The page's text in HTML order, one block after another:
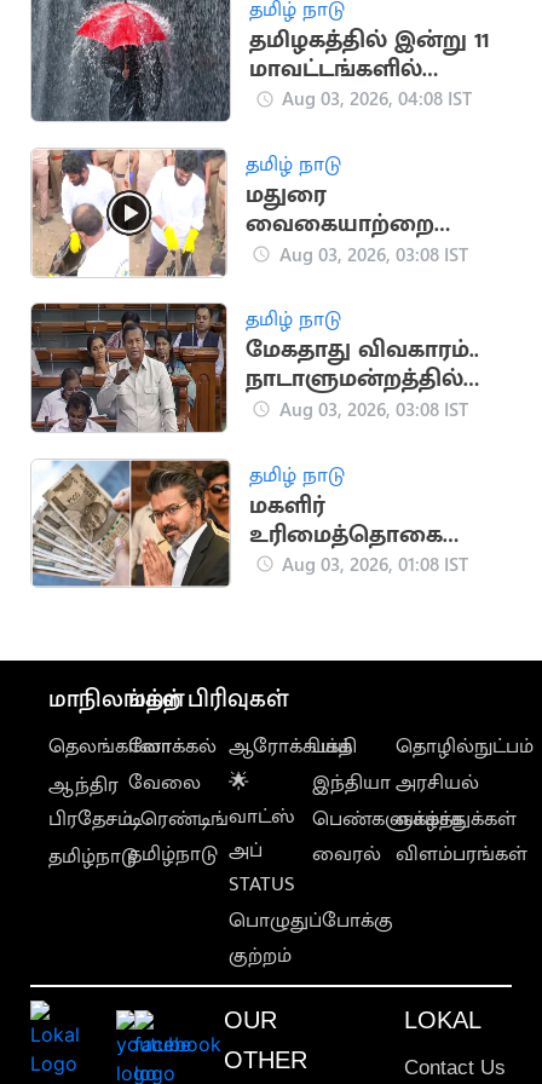
தமிழ் நாடு
தமிழகத்தில் இன்று 11
மாவட்டங்களில்
மழைக்கு வாய்ப்பு
Aug 03, 2026, 04:08 IST
தமிழ் நாடு
மதுரை
வைகையாற்றை
சுத்தம் செய்த
Aug 03, 2026, 03:08 IST
தமிழ் நாடு
மேகதாது விவகாரம்..
நாடாளுமன்றத்தில்
திமுக நோட்டீஸ்
Aug 03, 2026, 03:08 IST
தமிழ் நாடு
மகளிர்
உரிமைத்தொகை
ரூ.2,500 எப்போது?..
Aug 03, 2026, 01:08 IST
மாநிலங்கள்
தெலங்கானா
ஆந்திர
பிரதேசம்
தமிழ்நாடு
மற்ற பிரிவுகள்
லோக்கல்
வேலை
டிரெண்டிங்
தமிழ்நாடு
ஆரோக்கியம்
🌟
வாட்ஸ்
அப்
STATUS
பொழுதுப்போக்கு
குற்றம்
பக்தி
இந்தியா
பெண்களுக்காக
வைரல்
தொழில்நுட்பம்
அரசியல்
வாழ்த்துக்கள்
விளம்பரங்கள்
OUR
OTHER
LOKAL
Contact Us